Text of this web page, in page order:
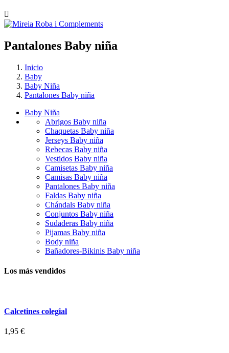

Pantalones Baby niña
Inicio
Baby
Baby Niña
Pantalones Baby niña
Baby Niña
Abrigos Baby niña
Chaquetas Baby niña
Jerseys Baby niña
Rebecas Baby niña
Vestidos Baby niña
Camisetas Baby niña
Camisas Baby niña
Pantalones Baby niña
Faldas Baby niña
Chándals Baby niña
Conjuntos Baby niña
Sudaderas Baby niña
Pijamas Baby niña
Body niña
Bañadores-Bikinis Baby niña
Los más vendidos
Calcetines colegial
1,95 €